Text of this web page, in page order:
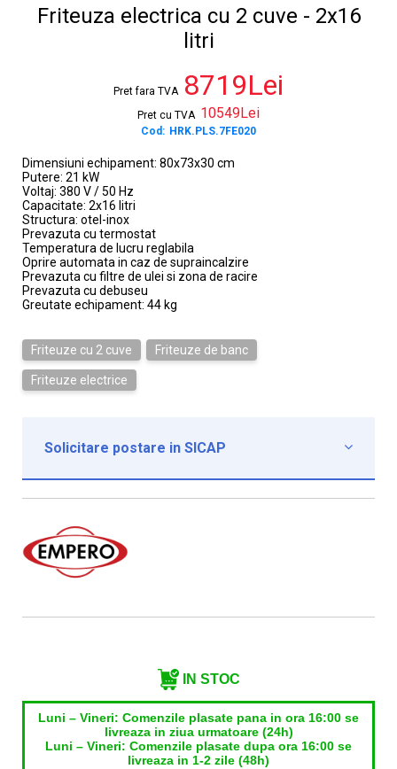
Friteuza electrica cu 2 cuve - 2x16
litri
Pret fara TVA 8719Lei
Pret cu TVA 10549Lei
Cod: HRK.PLS.7FE020
Dimensiuni echipament: 80x73x30 cm
Putere: 21 kW
Voltaj: 380 V / 50 Hz
Capacitate: 2x16 litri
Structura: otel-inox
Prevazuta cu termostat
Temperatura de lucru reglabila
Oprire automata in caz de supraincalzire
Prevazuta cu filtre de ulei si zona de racire
Prevazuta cu debuseu
Greutate echipament: 44 kg
Friteuze cu 2 cuve Friteuze de banc
Friteuze electrice
Solicitare postare in SICAP 
Institutie*
Nume contact*
IN STOC
Luni – Vineri: Comenzile plasate pana in ora 16:00 se
livreaza in ziua urmatoare (24h)
Luni – Vineri: Comenzile plasate dupa ora 16:00 se
livreaza in 1-2 zile (48h)